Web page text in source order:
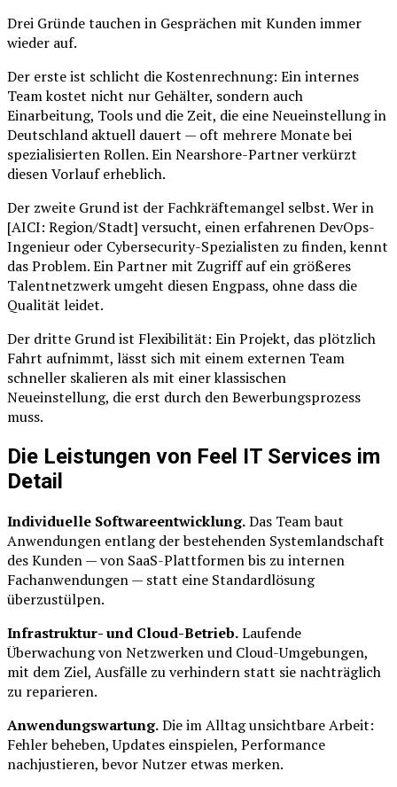
Drei Gründe tauchen in Gesprächen mit Kunden immer
wieder auf.
Der erste ist schlicht die Kostenrechnung: Ein internes
Team kostet nicht nur Gehälter, sondern auch
Einarbeitung, Tools und die Zeit, die eine Neueinstellung in
Deutschland aktuell dauert — oft mehrere Monate bei
spezialisierten Rollen. Ein Nearshore-Partner verkürzt
diesen Vorlauf erheblich.
Der zweite Grund ist der Fachkräftemangel selbst. Wer in
[AICI: Region/Stadt] versucht, einen erfahrenen DevOps-
Ingenieur oder Cybersecurity-Spezialisten zu finden, kennt
das Problem. Ein Partner mit Zugriff auf ein größeres
Talentnetzwerk umgeht diesen Engpass, ohne dass die
Qualität leidet.
Der dritte Grund ist Flexibilität: Ein Projekt, das plötzlich
Fahrt aufnimmt, lässt sich mit einem externen Team
schneller skalieren als mit einer klassischen
Neueinstellung, die erst durch den Bewerbungsprozess
muss.
Die Leistungen von Feel IT Services im
Detail
Individuelle Softwareentwicklung.Das Team baut
Anwendungen entlang der bestehenden Systemlandschaft
des Kunden — von SaaS-Plattformen bis zu internen
Fachanwendungen — statt eine Standardlösung
überzustülpen.
Infrastruktur- und Cloud-Betrieb.Laufende
Überwachung von Netzwerken und Cloud-Umgebungen,
mit dem Ziel, Ausfälle zu verhindern statt sie nachträglich
zu reparieren.
Anwendungswartung.Die im Alltag unsichtbare Arbeit:
Fehler beheben, Updates einspielen, Performance
nachjustieren, bevor Nutzer etwas merken.